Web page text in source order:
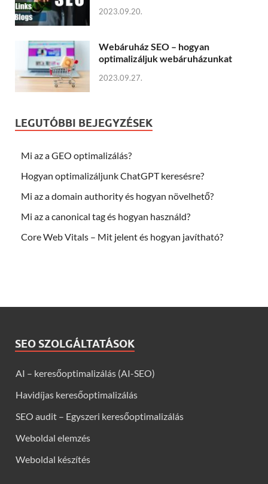
2023.09.20.
Webáruház SEO – hogyan
optimalizáljuk webáruházunkat
2023.09.27.
LEGUTÓBBI BEJEGYZÉSEK
Mi az a GEO optimalizálás?
Hogyan optimalizáljunk ChatGPT keresésre?
Mi az a domain authority és hogyan növelhető?
Mi az a canonical tag és hogyan használd?
Core Web Vitals – Mit jelent és hogyan javítható?
SEO SZOLGÁLTATÁSOK
AI – keresőoptimalizálás (AI-SEO)
Havidíjas keresőoptimalizálás
SEO audit – Egyszeri keresőoptimalizálás
Weboldal elemzés
Weboldal készítés